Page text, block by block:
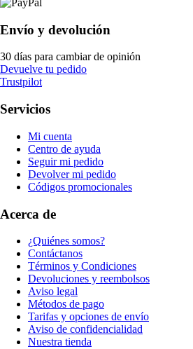
Envío y devolución
30 días para cambiar de opinión
Devuelve tu pedido
Trustpilot
Servicios
Mi cuenta
Centro de ayuda
Seguir mi pedido
Devolver mi pedido
Códigos promocionales
Acerca de
¿Quiénes somos?
Contáctanos
Términos y Condiciones
Devoluciones y reembolsos
Aviso legal
Métodos de pago
Tarifas y opciones de envío
Aviso de confidencialidad
Nuestra tienda